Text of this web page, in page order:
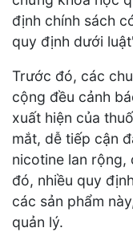
định chính sách
quy định dưới
Trước đó, các
cộng đều cảnh
xuất hiện của
mắt, dễ tiếp cận
nicotine lan
đó, nhiều quy
các sản phẩm
quản lý.